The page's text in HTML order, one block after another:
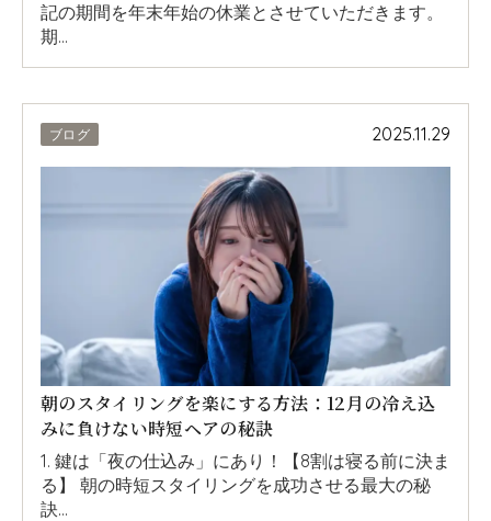
記の期間を年末年始の休業とさせていただきます。
期…
ブログ 2025.11.29
朝のスタイリングを楽にする方法：12月の冷え込
みに負けない時短ヘアの秘訣
1. 鍵は「夜の仕込み」にあり！【8割は寝る前に決ま
る】 朝の時短スタイリングを成功させる最大の秘
訣…